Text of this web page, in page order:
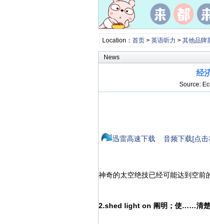
Location： 首页> 英语听力 > 其他品牌
News
经
Source:
迅雷高速下载 音频下载[点
神奇的太空绝技已经可能达到空前
2.shed light on 阐明；使……清楚